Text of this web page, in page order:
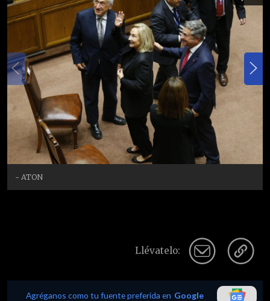
- ATON
Llévatelo:
Agréganos como tu fuente preferida en Google